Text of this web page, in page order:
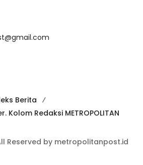
Berita
Kolom Redaksi METROPOLITAN
Reserved by metropolitanpost.id